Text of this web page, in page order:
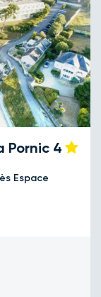
Pornic 4
Espace